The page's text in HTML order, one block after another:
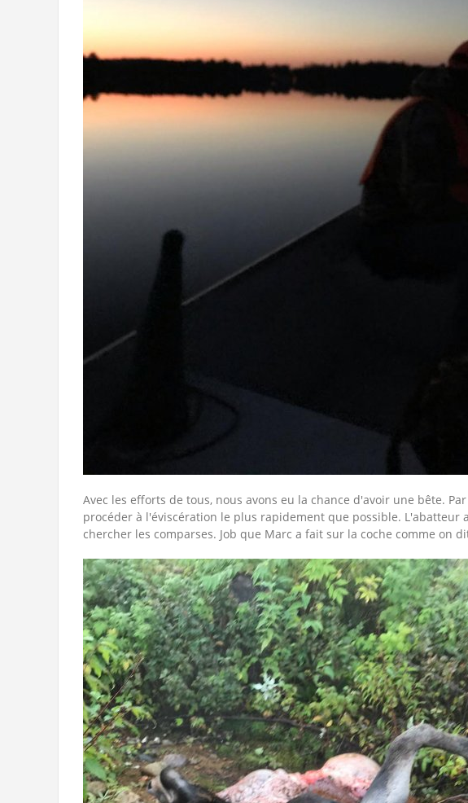
Avec les efforts de tous, nous avons eu la chance d'avoir une bête.
procéder à l'éviscération le plus rapidement que possible.
chercher les comparses. Job que Marc a fait sur la coche comme on